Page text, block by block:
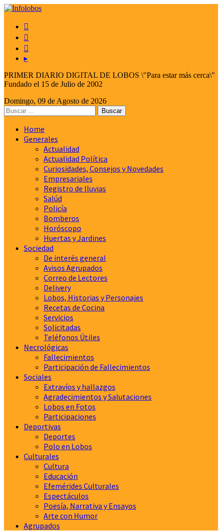



▸
PRIMER DIARIO DIGITAL DE LOBOS \"Para estar más cerca\"
Fundado el 15 de Julio de 2002
Domingo, 09 de Agosto de 2026
Home
Generales
Actualidad
Actualidad Política
Curiosidades, Consejos y Novedades
Empresariales
Registro de lluvias
Salúd
Policía
Bomberos
Horóscopo
Huertas y Jardines
Sociedad
De interés general
Avisos Agrupados
Correo de Lectores
Delivery
Lobos, Historias y Personajes
Recetas de Cocina
Servicios
Solicitadas
Teléfonos Útiles
Necrológicas
Fallecimientos
Participación de Fallecimientos
Sociales
Extravíos y hallazgos
Agradecimientos y Salutaciones
Lobos en Fotos
Participaciones
Deportivas
Deportes
Polo en Lobos
Culturales
Cultura
Educación
Efemérides Culturales
Espectáculos
Poesía, Narrativa y Ensayos
Arte con Humor
Agrupados